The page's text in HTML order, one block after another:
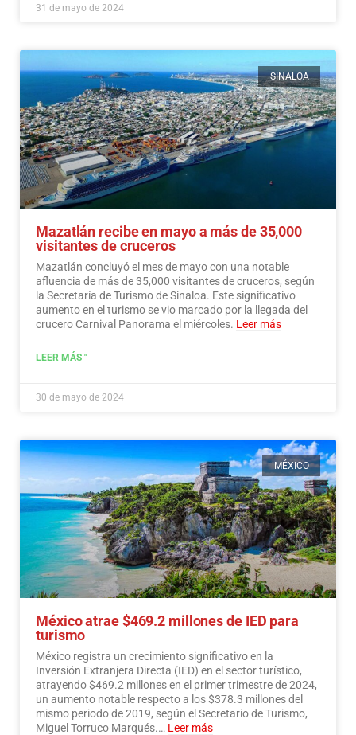
31 de mayo de 2024
SINALOA
Mazatlán recibe en mayo a más de 35,000
visitantes de cruceros
Mazatlán concluyó el mes de mayo con una notable
afluencia de más de 35,000 visitantes de cruceros, según
la Secretaría de Turismo de Sinaloa. Este significativo
aumento en el turismo se vio marcado por la llegada del
crucero Carnival Panorama el miércoles. Leer más
LEER MÁS "
30 de mayo de 2024
MÉXICO
México atrae $469.2 millones de IED para
turismo
México registra un crecimiento significativo en la
Inversión Extranjera Directa (IED) en el sector turístico,
atrayendo $469.2 millones en el primer trimestre de 2024,
un aumento notable respecto a los $378.3 millones del
mismo periodo de 2019, según el Secretario de Turismo,
Miguel Torruco Marqués.… Leer más